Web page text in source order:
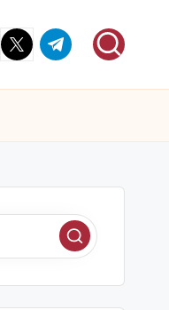
Elemento
del
Elemento
del